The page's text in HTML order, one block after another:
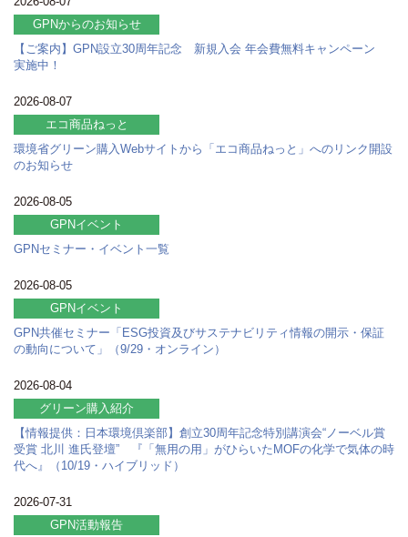
GPNからのお知らせ
【ご案内】GPN設立30周年記念 新規入会 年会費無料キャンペーン
実施中！
2026-08-07
エコ商品ねっと
環境省グリーン購入Webサイトから「エコ商品ねっと」へのリンク開設
のお知らせ
2026-08-05
GPNイベント
GPNセミナー・イベント一覧
2026-08-05
GPNイベント
GPN共催セミナー「ESG投資及びサステナビリティ情報の開示・保証
の動向について」（9/29・オンライン）
2026-08-04
グリーン購入紹介
【情報提供：日本環境倶楽部】創立30周年記念特別講演会“ノーベル賞
受賞 北川 進氏登壇” 『「無用の用」がひらいたMOFの化学で気体の時
代へ』（10/19・ハイブリッド）
2026-07-31
GPN活動報告